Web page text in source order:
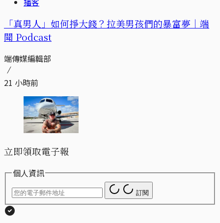
「真男人」如何掙大錢？拉美男孩們的暴富夢｜端
聞 Podcast
端傳媒編輯部
21 小時前
立即領取電子報
個人資訊
訂閱